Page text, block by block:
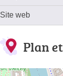
Site web
Plan